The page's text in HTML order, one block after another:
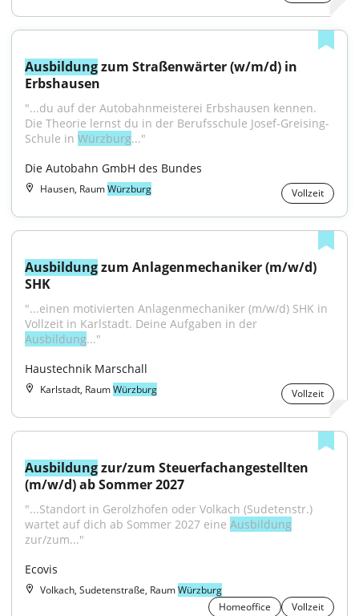
Ausbildung zum Straßenwärter (w/m/d) in
Erbshausen
"...du auf der Autobahn­meisterei Erbshausen kennen.
Die Theorie lernst du in der Berufsschule Josef-Greising-
Schule in Würzburg..."
Die Autobahn GmbH des Bundes
Hausen, RaumWürzburg Vollzeit
Ausbildung zum Anlagenmechaniker (m/w/d)
SHK
"...einen motivierten Anlagenmechaniker (m/w/d) SHK in
Ausbildung..."
Haustechnik Marschall
Karlstadt, RaumWürzburg Vollzeit
Ausbildung zur/zum Steuerfachangestellten
(m/w/d) ab Sommer 2027
"...Standort in Gerolzhofen oder Volkach (Sudetenstr.)
wartet auf dich ab Sommer 2027 eine Ausbildung
zur/zum..."
Ecovis
Volkach, Sudetenstraße, RaumWürzburg
Homeoffice
Vollzeit